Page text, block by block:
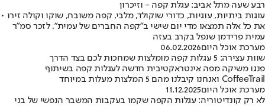
רבע שעה מתל אביב: עגלת קפה - וזיכרון
עוגות ביתיות, עוגיות, כדורי שוקולד, מלבי, קפה משובח, שוקו וקולה זירו •
את כל אלה תמצאו מדי יום שישי ב"קפה החברים של עמית", לזכר סמ"ר
עמית פרידמן שנפל בקרב בעזה
מערכת אוכל היום06.02.2026
שוות עצירה: 5 עגלות קפה מומלצות שמחכות לכם בצד הדרך
פנגו משיקה מפה אינטראקטיבית חדשה לעגלות קפה בשיתוף
CoffeeTrail ואנחנו קיבלנו מהם 5 המלצות מעלות במיוחד
מערכת אוכל היום11.12.2025
לא רק קונדיטוריה: עגלות הקפה שקמו בעקבות המשבר הנפשי של בני